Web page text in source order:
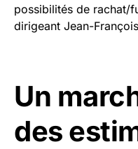
possibilités de rachat/
dirigeant Jean-
Un
des